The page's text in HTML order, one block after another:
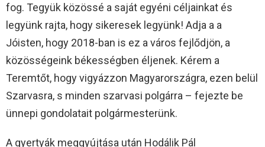
fog. Tegyük közössé a saját egyéni céljainkat és
legyünk rajta, hogy sikeresek legyünk! Adja a a
Jóisten, hogy 2018-ban is ez a város fejlődjön, a
közösségeink békességben éljenek. Kérem a
Teremtőt, hogy vigyázzon Magyarországra, ezen belül
Szarvasra, s minden szarvasi polgárra – fejezte be
ünnepi gondolatait polgármesterünk.
A gyertyák meggyújtása után Hodálik Pál